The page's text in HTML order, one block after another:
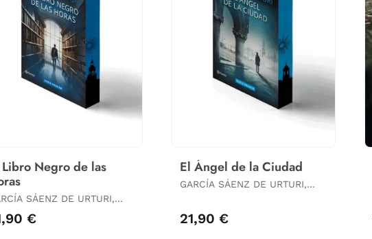
Negro de las
SÁENZ DE URTURI,
€
El Ángel de la Ciudad
GARCÍA SÁENZ DE URTURI,
21,90 €